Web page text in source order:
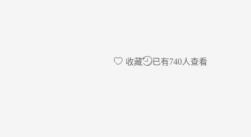
已有740人查看
收藏